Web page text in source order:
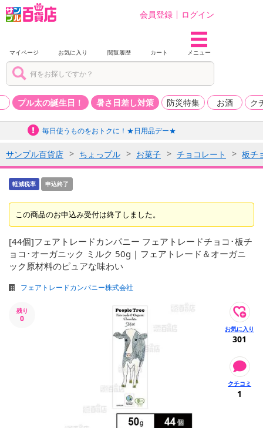
会員登録 ログイン
マイページ お気に入り 閲覧履歴 カート メニュー
プル太の誕生日！ 暑さ日差し対策 防災特集 お酒 ク
毎日使うものをおトクに！★日用品デー★
サンプル百貨店 ちょっプル お菓子 チョコレート 板チ
軽減税率 申込終了
この商品のお申込み受付は終了しました。
[44個]フェアトレードカンパニー フェアトレードチョコ･板チ
ョコ･オーガニック ミルク 50g | フェアトレード＆オーガニ
ック原材料のピュアな味わい
フェアトレードカンパニー株式会社
残り
0
301
1